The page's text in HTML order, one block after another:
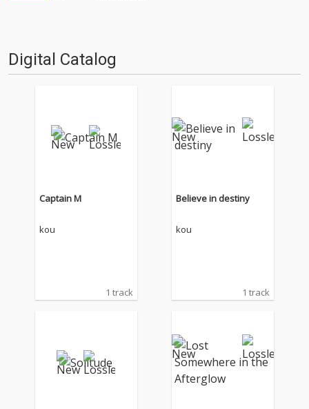
Digital Catalog
Captain M
kou
1 track
Believe in destiny
kou
1 track